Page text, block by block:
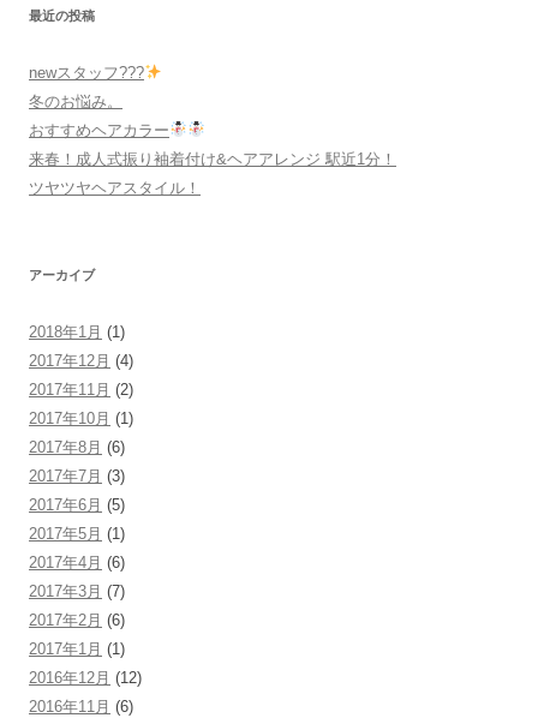
最近の投稿
newスタッフ???
冬のお悩み。
おすすめヘアカラー
来春！成人式振り袖着付け&ヘアアレンジ 駅近1分！
ツヤツヤヘアスタイル！
アーカイブ
2018年1月 (1)
2017年12月 (4)
2017年11月 (2)
2017年10月 (1)
2017年8月 (6)
2017年7月 (3)
2017年6月 (5)
2017年5月 (1)
2017年4月 (6)
2017年3月 (7)
2017年2月 (6)
2017年1月 (1)
2016年12月 (12)
2016年11月 (6)